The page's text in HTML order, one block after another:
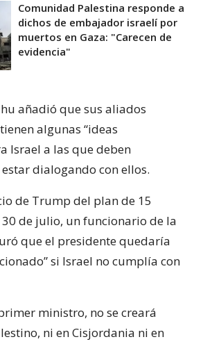
Comunidad Palestina responde a
dichos de embajador israelí por
muertos en Gaza: "Carecen de
evidencia"
añadió que sus aliados
algunas “ideas
Israel a las que deben
estar dialogando con ellos.
de Trump del plan de 15
de julio, un funcionario de la
que el presidente quedaría
si Israel no cumplía con
ministro, no se creará
ni en Cisjordania ni en